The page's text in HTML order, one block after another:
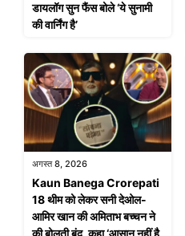
डायलॉग सुन फैंस बोले ‘ये सुनामी
की वार्निंग है’
अगस्त 8, 2026
Kaun Banega Crorepati
18 थीम को लेकर सनी देओल-
आमिर खान की अमिताभ बच्चन ने
की बोलती बंद, कहा ‘आसान नहीं है